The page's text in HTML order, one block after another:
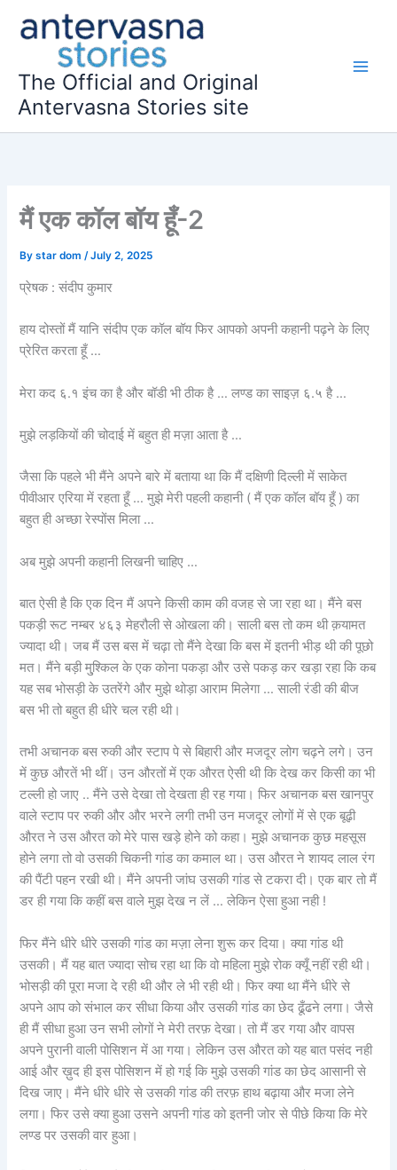
The Official and Original
Antervasna Stories site
मैं एक कॉल बॉय हूँ-2
Bystar dom/July 2, 2025
प्रेषक : संदीप कुमार
हाय दोस्तों मैं यानि संदीप एक कॉल बॉय फिर आपको अपनी कहानी पढ़ने के लिए
प्रेरित करता हूँ …
मेरा कद ६.१ इंच का है और बॉडी भी ठीक है … लण्ड का साइज़ ६.५ है …
मुझे लड़कियों की चोदाई में बहुत ही मज़ा आता है …
जैसा कि पहले भी मैंने अपने बारे में बताया था कि मैं दक्षिणी दिल्ली में साकेत
पीवीआर एरिया में रहता हूँ … मुझे मेरी पहली कहानी ( मैं एक कॉल बॉय हूँ ) का
बहुत ही अच्छा रेस्पोंस मिला …
अब मुझे अपनी कहानी लिखनी चाहिए …
बात ऐसी है कि एक दिन मैं अपने किसी काम की वजह से जा रहा था। मैंने बस
पकड़ी रूट नम्बर ४६३ मेहरौली से ओखला की। साली बस तो कम थी क़यामत
ज्यादा थी। जब मैं उस बस में चढ़ा तो मैंने देखा कि बस में इतनी भीड़ थी की पूछो
मत। मैंने बड़ी मु्श्किल के एक कोना पकड़ा और उसे पकड़ कर खड़ा रहा कि कब
यह सब भोसड़ी के उतरेंगे और मुझे थोड़ा आराम मिलेगा … साली रंडी की बीज
बस भी तो बहुत ही धीरे चल रही थी।
तभी अचानक बस रुकी और स्टाप पे से बिहारी और मजदूर लोग चढ़ने लगे। उन
में कुछ औरतें भी थीं। उन औरतों में एक औरत ऐसी थी कि देख कर किसी का भी
टल्ली हो जाए .. मैंने उसे देखा तो देखता ही रह गया। फिर अचानक बस खानपुर
वाले स्टाप पर रुकी और और भरने लगी तभी उन मजदूर लोगों में से एक बूढ़ी
औरत ने उस औरत को मेरे पास खड़े होने को कहा। मुझे अचानक कुछ महसूस
होने लगा तो वो उसकी चिकनी गांड का कमाल था। उस औरत ने शायद लाल रंग
की पैंटी पहन रखी थी। मैंने अपनी जांघ उसकी गांड से टकरा दी। एक बार तो मैं
डर ही गया कि कहीं बस वाले मुझ देख न लें … लेकिन ऐसा हुआ नही !
फिर मैंने धीरे धीरे उसकी गांड का मज़ा लेना शुरू कर दिया। क्या गांड थी
उसकी। मैं यह बात ज्यादा सोच रहा था कि वो महिला मुझे रोक क्यूँ नहीं रही थी।
भोसड़ी की पूरा मजा दे रही थी और ले भी रही थी। फिर क्या था मैंने धीरे से
अपने आप को संभाल कर सीधा किया और उसकी गांड का छेद ढूँढने लगा। जैसे
ही मैं सीधा हुआ उन सभी लोगों ने मेरी तरफ़ देखा। तो मैं डर गया और वापस
अपने पुरानी वाली पोसिशन में आ गया। लेकिन उस औरत को यह बात पसंद नही
आई और ख़ुद ही इस पोसिशन में हो गई कि मुझे उसकी गांड का छेद आसानी से
दिख जाए। मैंने धीरे धीरे से उसकी गांड की तरफ़ हाथ बढ़ाया और मजा लेने
लगा। फिर उसे क्या हुआ उसने अपनी गांड को इतनी जोर से पीछे किया कि मेरे
लण्ड पर उसकी वार हुआ।